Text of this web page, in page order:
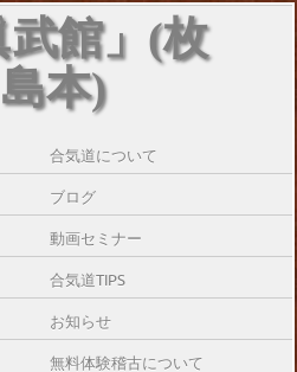
館」(枚
本)
合気道について
ブログ
動画セミナー
合気道TIPS
お知らせ
無料体験稽古について